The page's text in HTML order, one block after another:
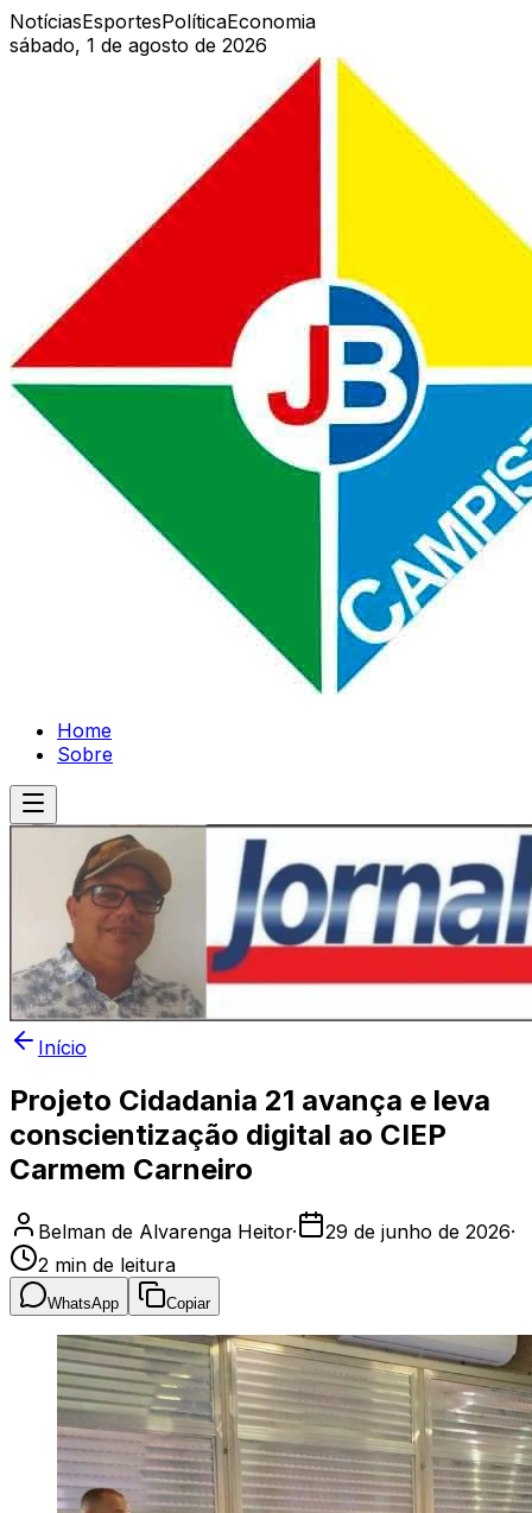
NotíciasEsportesPolíticaEconomia
sábado, 1 de agosto de 2026
Home
Sobre
Início
Projeto Cidadania 21 avança e leva
conscientização digital ao CIEP
Carmem Carneiro
Belman de Alvarenga Heitor· 29 de junho de 2026·
2 min de leitura
WhatsApp Copiar